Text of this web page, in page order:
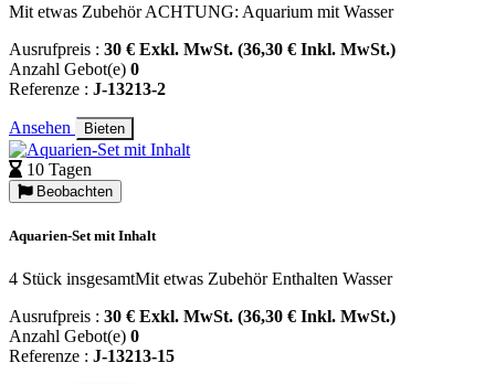
Mit etwas Zubehör ACHTUNG: Aquarium mit Wasser
Ausrufpreis : 30 € Exkl. MwSt. (36,30 € Inkl. MwSt.)
Anzahl Gebot(e) 0
Referenze : J-13213-2
Ansehen Bieten
10 Tagen
Beobachten
Aquarien-Set mit Inhalt
4 Stück insgesamtMit etwas Zubehör Enthalten Wasser
Ausrufpreis : 30 € Exkl. MwSt. (36,30 € Inkl. MwSt.)
Anzahl Gebot(e) 0
Referenze : J-13213-15